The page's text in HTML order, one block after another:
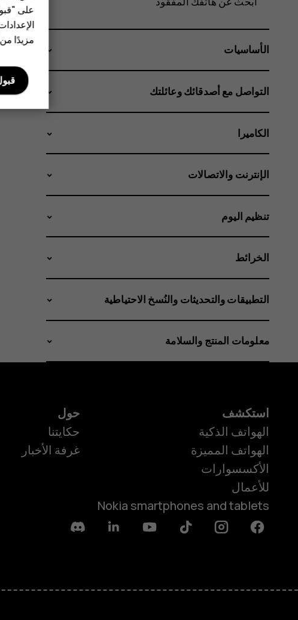
الأساسيات
التواصل مع أصدقائك وعائلتك
الكاميرا
الإنترنت والاتصالات
تنظيم اليوم
الخرائط
التطبيقات والتحديثات والنُسخ الاحتياطية
معلومات المنتج والسلامة
استكشف
الهواتف الذكية
الهواتف المميزة
الأكسسوارات
للأعمال
Nokia smartphones and tablets
حول
حكايتنا
غرفة الأخبار
Facebook
Instagram
Tiktok
Youtube
Linkedin
Discord
على
مزيدًا